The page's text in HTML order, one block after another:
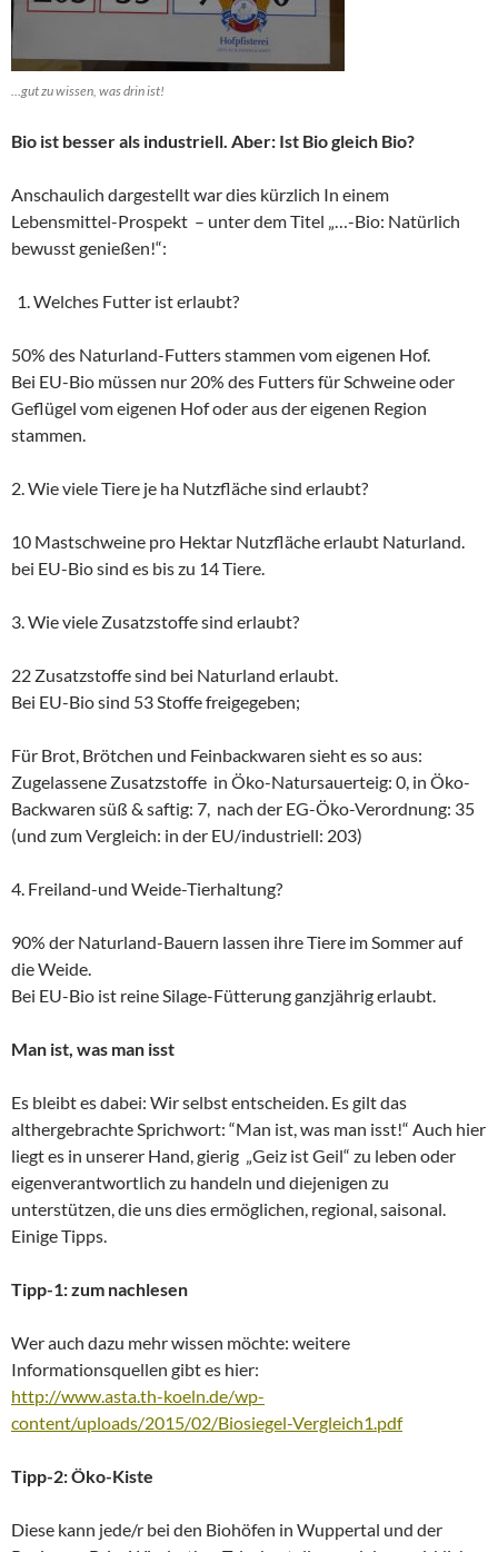
…gut zu wissen, was drin ist!
Bio ist besser als industriell. Aber: Ist Bio gleich Bio?
Anschaulich dargestellt war dies kürzlich In einem
Lebensmittel-Prospekt – unter dem Titel „…-Bio: Natürlich
bewusst genießen!“:
Welches Futter ist erlaubt?
50% des Naturland-Futters stammen vom eigenen Hof.
Bei EU-Bio müssen nur 20% des Futters für Schweine oder
Geflügel vom eigenen Hof oder aus der eigenen Region
stammen.
2. Wie viele Tiere je ha Nutzfläche sind erlaubt?
10 Mastschweine pro Hektar Nutzfläche erlaubt Naturland.
bei EU-Bio sind es bis zu 14 Tiere.
3. Wie viele Zusatzstoffe sind erlaubt?
22 Zusatzstoffe sind bei Naturland erlaubt.
Bei EU-Bio sind 53 Stoffe freigegeben;
Für Brot, Brötchen und Feinbackwaren sieht es so aus:
Zugelassene Zusatzstoffe in Öko-Natursauerteig: 0, in Öko-
Backwaren süß & saftig: 7, nach der EG-Öko-Verordnung: 35
(und zum Vergleich: in der EU/industriell: 203)
4. Freiland-und Weide-Tierhaltung?
90% der Naturland-Bauern lassen ihre Tiere im Sommer auf
die Weide.
Bei EU-Bio ist reine Silage-Fütterung ganzjährig erlaubt.
Man ist, was man isst
Es bleibt es dabei: Wir selbst entscheiden. Es gilt das
althergebrachte Sprichwort: “Man ist, was man isst!“ Auch hier
liegt es in unserer Hand, gierig „Geiz ist Geil“ zu leben oder
eigenverantwortlich zu handeln und diejenigen zu
unterstützen, die uns dies ermöglichen, regional, saisonal.
Einige Tipps.
Tipp-1: zum nachlesen
Wer auch dazu mehr wissen möchte: weitere
Informationsquellen gibt es hier:
http://www.asta.th-koeln.de/wp-
content/uploads/2015/02/Biosiegel-Vergleich1.pdf
Tipp-2: Öko-Kiste
Diese kann jede/r bei den Biohöfen in Wuppertal und der